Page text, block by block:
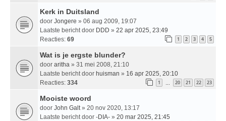
Kerk in Duitsland
door Jongere » 06 aug 2009, 19:07
Laatste bericht door DDD » 22 apr 2025, 23:49
Reacties: 69 1 2 3 4 5
Wat is je ergste blunder?
door aritha » 31 mei 2008, 21:10
Laatste bericht door huisman » 16 apr 2025, 20:10
Reacties: 334 1 … 20 21 22 23
Mooiste woord
door John Galt » 20 nov 2020, 13:17
Laatste bericht door -DIA- » 20 mar 2025, 21:45